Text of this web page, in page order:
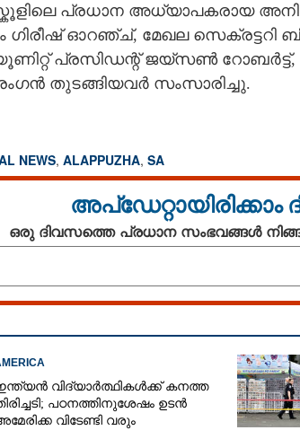
പ്രധാന അധ്യാപകരായ
ഗിരീഷ് ഓറഞ്ച്, മേഖല
യൂണിറ്റ് പ്രസിഡന്റ് ജയ്സൺ
തുടങ്ങിയവർ സംസാരിച്ചു.
NEWS, ALAPPUZHA, SA
ഒരു ദിവസത്തെ പ്രധാന സംഭവങ്ങൾ
വിദ്യാർത്ഥികൾക്ക് കനത്ത
പഠനത്തിനുശേഷം ഉടൻ
വിടേണ്ടി വരും